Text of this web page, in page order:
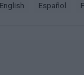
english español